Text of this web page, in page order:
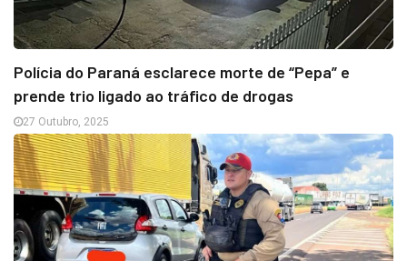
Polícia do Paraná esclarece morte de “Pepa” e
prende trio ligado ao tráfico de drogas
27 Outubro, 2025